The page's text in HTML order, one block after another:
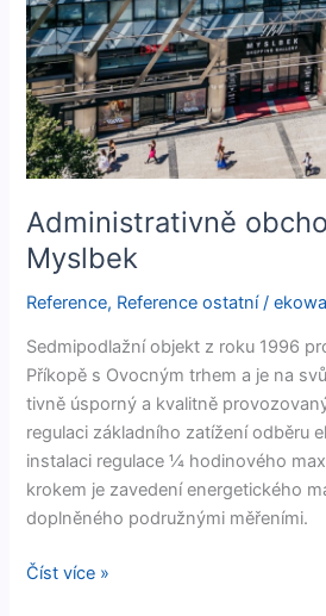
Administrativně
Myslbek
Reference, Reference ostatní/
Sed­mipod­lažní objekt z roku 1996
Příkopě s Ovoc­ným trhem a je na
tivně úsporný a kval­it­ně
reg­u­laci zák­lad­ního zatížení odběru
insta­laci reg­u­lace ¼ hodi­nového
krokem je zave­dení ener­get­ick­ého
doplněného podružný­mi měřeními.
Číst více »